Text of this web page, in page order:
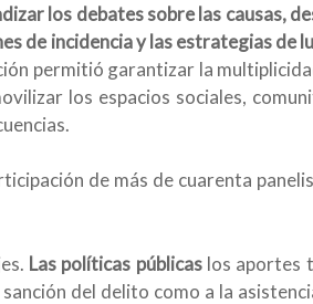
los debates sobre las causas,
de incidencia y las estrategias de
permitió garantizar la
los espacios sociales,
de más de cuarenta
Las políticas públicaslos aportes
del delito como a la